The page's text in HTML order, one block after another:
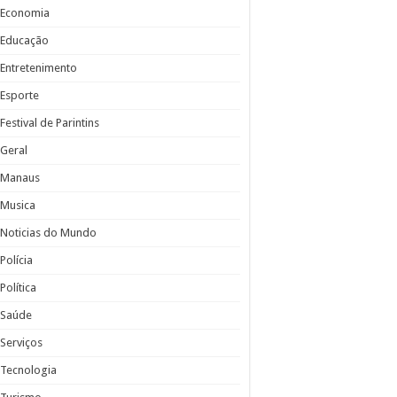
Economia
Educação
Entretenimento
Esporte
Festival de Parintins
Geral
Manaus
Musica
Noticias do Mundo
Polícia
Política
Saúde
Serviços
Tecnologia